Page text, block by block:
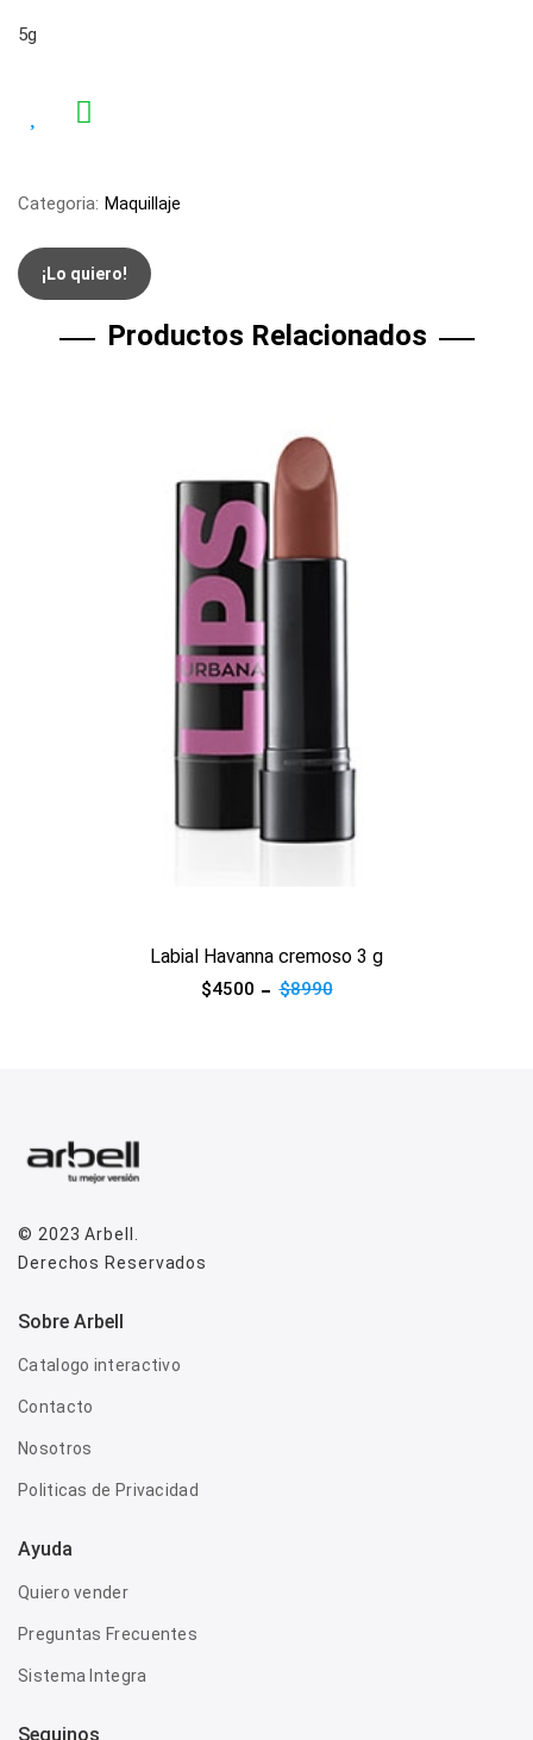
5g
Categoria: Maquillaje
¡Lo quiero!
Productos Relacionados
Labial Havanna cremoso 3 g
$4500 $8990
© 2023Arbell
Derechos Reservados
Sobre Arbell
Catalogo interactivo
Contacto
Nosotros
Politicas de Privacidad
Ayuda
Quiero vender
Preguntas Frecuentes
Sistema Integra
Seguinos